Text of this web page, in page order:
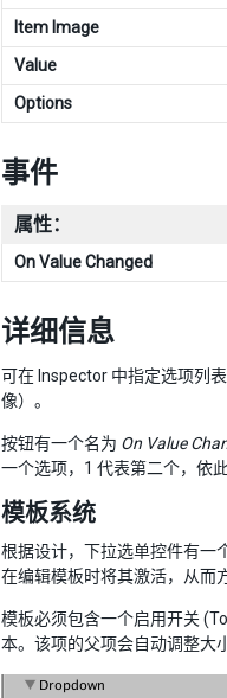
Item Image
Value
Options
事件
属性：
On Value Changed
详细信息
可在 Inspector 中指定选项列
像）。
按钮有一个名为 On Value
一个选项，1 代表第二个，依此
模板系统
根据设计，下拉选单控件有一
在编辑模板时将其激活，从而
模板必须包含一个启用开关
本。该项的父项会自动调整大